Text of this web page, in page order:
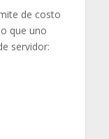
de costo
que uno
servidor: